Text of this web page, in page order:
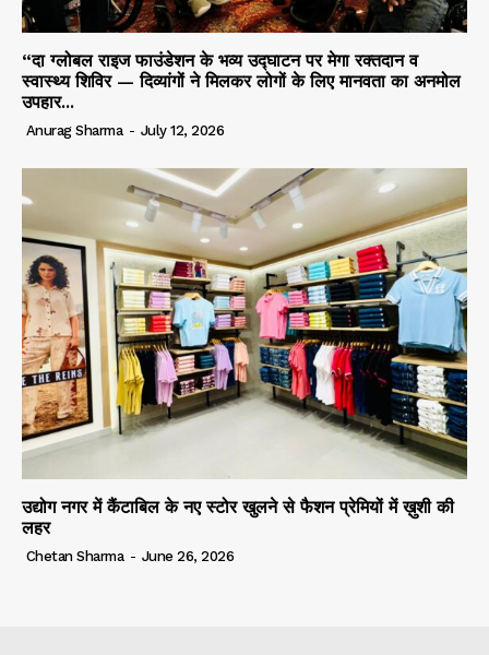
“दा ग्लोबल राइज फाउंडेशन के भव्य उद्घाटन पर मेगा रक्तदान व
स्वास्थ्य शिविर — दिव्यांगों ने मिलकर लोगों के लिए मानवता का अनमोल
उपहार...
Anurag Sharma - July 12, 2026
उद्योग नगर में कैंटाबिल के नए स्टोर खुलने से फैशन प्रेमियों में ख़ुशी की
लहर
Chetan Sharma - June 26, 2026